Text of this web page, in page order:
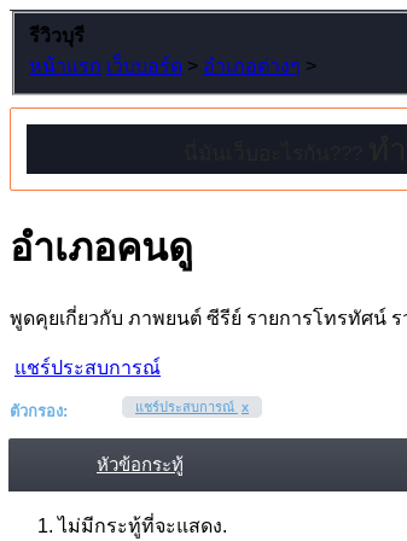
รีวิวบุรี
หน้าแรก เว็บบอร์ด > อำเภอต่างๆ >
อำเภอคนดู
พูดคุยเกี่ยวกับ ภาพยนต์ ซีรีย์ รายการโทรทัศน์ ร
แชร์ประสบการณ์
ตัวกรอง: แชร์ประสบการณ์ x
หัวข้อกระทู้
ไม่มีกระทู้ที่จะแสดง.